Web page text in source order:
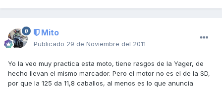
Mito
Publicado 29 de Noviembre del 2011
Yo la veo muy practica esta moto, tiene rasgos de la Yager, de
hecho llevan el mismo marcador. Pero el motor no es el de la SD,
por que la 125 da 11,8 caballos, al menos es lo que anuncia